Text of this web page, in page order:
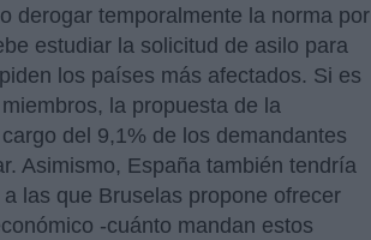
derogar temporalmente la norma por
estudiar la solicitud de asilo para
los países más afectados. Si es
la propuesta de la
del 9,1% de los demandantes
Asimismo, España también tendría
las que Bruselas propone ofrecer
-cuánto mandan estos